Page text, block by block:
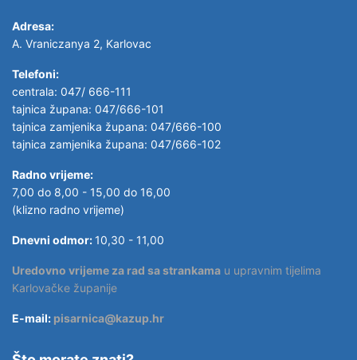
Adresa:
A. Vraniczanya 2, Karlovac
Telefoni:
centrala: 047/ 666-111
tajnica župana: 047/666-101
tajnica zamjenika župana: 047/666-100
tajnica zamjenika župana: 047/666-102
Radno vrijeme:
7,00 do 8,00 - 15,00 do 16,00
(klizno radno vrijeme)
Dnevni odmor: 10,30 - 11,00
Uredovno vrijeme za rad sa strankama u upravnim tijelima
Karlovačke županije
E-mail: pisarnica@kazup.hr